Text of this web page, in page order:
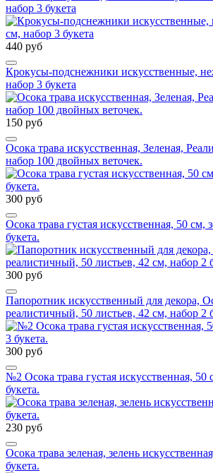
набор 3 букета
440 руб
Крокусы-подснежники искусственные,
набор 3 букета
150 руб
Осока трава искусственная, Зеленая,
набор 100 двойных веточек.
300 руб
Осока трава густая искусственная, 50 см,
букета.
300 руб
Папоротник искусственный для декора,
реалистичный, 50 листьев, 42 см, набор 2
300 руб
№2 Осока трава густая искусственная, 50
букета.
230 руб
Осока трава зеленая, зелень
букета.